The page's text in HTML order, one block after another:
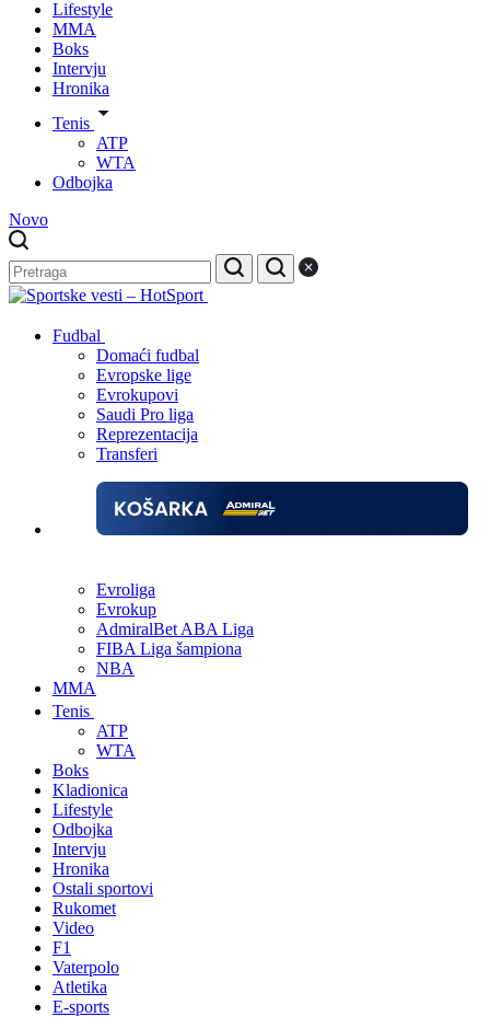
Lifestyle
MMA
Boks
Intervju
Hronika
Tenis
ATP
WTA
Odbojka
Novo
Fudbal
Domaći fudbal
Evropske lige
Evrokupovi
Saudi Pro liga
Reprezentacija
Transferi
Evroliga
Evrokup
AdmiralBet ABA Liga
FIBA Liga šampiona
NBA
MMA
Tenis
ATP
WTA
Boks
Kladionica
Lifestyle
Odbojka
Intervju
Hronika
Ostali sportovi
Rukomet
Video
F1
Vaterpolo
Atletika
E-sports